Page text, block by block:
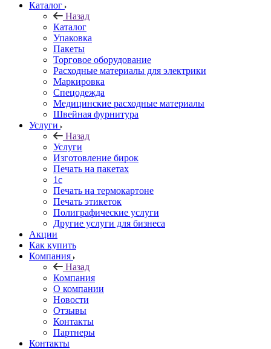
Каталог
Назад
Каталог
Упаковка
Пакеты
Торговое оборудование
Расходные материалы для электрики
Маркировка
Спецодежда
Медицинские расходные материалы
Швейная фурнитура
Услуги
Назад
Услуги
Изготовление бирок
Печать на пакетах
1c
Печать на термокартоне
Печать этикеток
Полиграфические услуги
Другие услуги для бизнеса
Акции
Как купить
Компания
Назад
Компания
О компании
Новости
Отзывы
Контакты
Партнеры
Контакты